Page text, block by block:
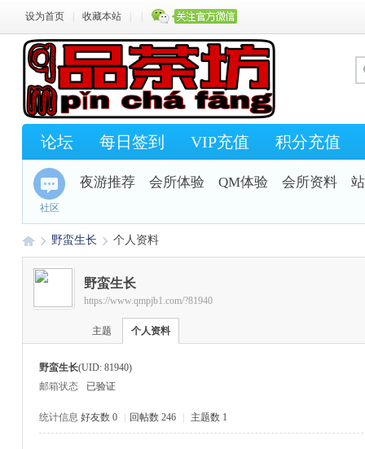
设为首页 收藏本站
论坛 每日签到 VIP充值 积分充值
社区
夜游推荐 会所体验 QM体验 会所资料
›
野蛮生长 个人资料
野蛮生长
https://www.qmpjb1.com/?81940
主题 个人资料
野蛮生长(UID: 81940)
邮箱状态
已验证
统计信息 好友数 0 回帖数 246 主题数 1